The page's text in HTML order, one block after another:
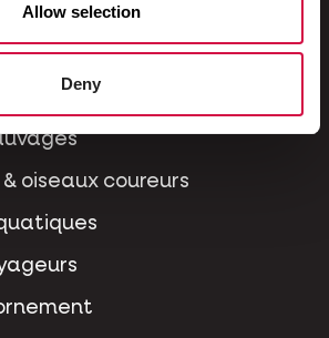
Allow selection
Deny
animal
& oiseaux coureurs